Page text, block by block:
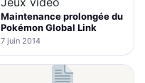
Maintenance prolongée du
Pokémon Global Link
7 juin 2014